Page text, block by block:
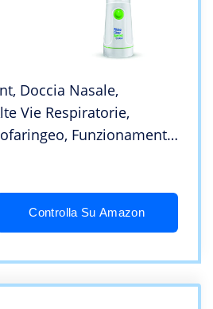
Doccia Nasale,
Vie Respiratorie,
Funzionamento
Allergie, Ostruzioni
Controlla Su Amazon